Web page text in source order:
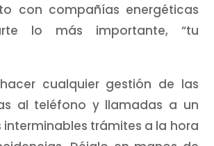
con compañías energéticas
lo más importante, “tu
cualquier gestión de las
al teléfono y llamadas a un
interminables trámites a la hora